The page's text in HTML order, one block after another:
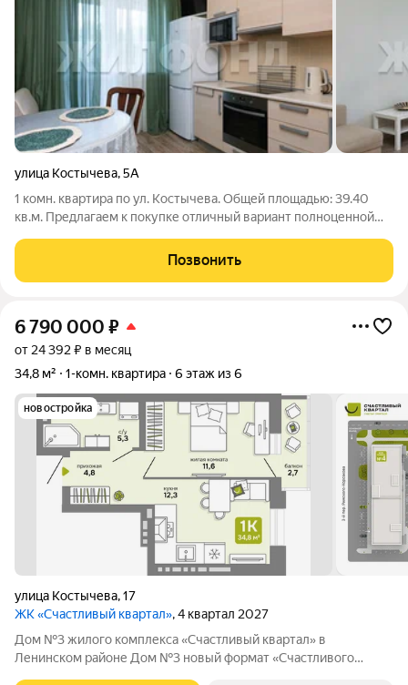
улица Костычева,5А
1 комн. квартира по ул. Костычева. Общей площадью: 39.40
кв.м. Предлагаем к покупке отличный вариант полноценной
находится на удобном пятом этаже кирпичного дома. У
квартиры очень хорошая
Позвонить
6 790 000 ₽
от 24 392 ₽ в месяц
34,8 м²
1-комн. квартира 6 этаж из 6
новостройка
улица Костычева,17
ЖК «Счастливый квартал», 4 квартал 2027
Дом №3 жилого комплекса «Счастливый квартал» в
Ленинском районе Дом №3 новый формат «Счастливого